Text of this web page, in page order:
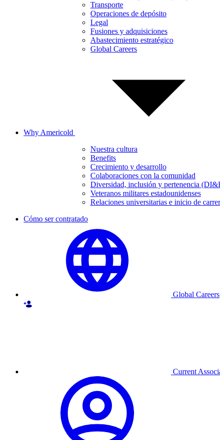
Transporte
Operaciones de depósito
Legal
Fusiones y adquisiciones
Abastecimiento estratégico
Global Careers
Why Americold
Nuestra cultura
Benefits
Crecimiento y desarrollo
Colaboraciones con la comunidad
Diversidad, inclusión y pertenencia
Veteranos militares estadounidenses
Relaciones universitarias e inicio de
Cómo ser contratado
Global Careers
Current